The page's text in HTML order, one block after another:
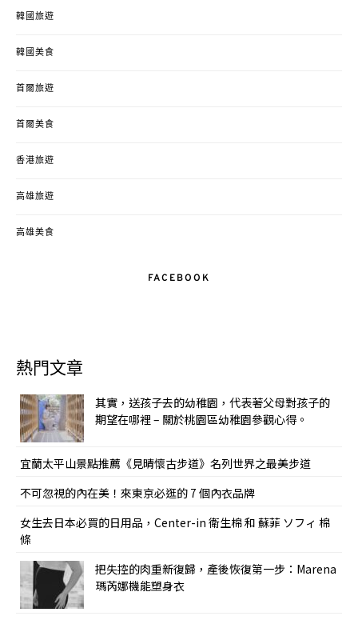
韓國旅遊
韓國美食
首爾旅遊
首爾美食
香港旅遊
高雄旅遊
高雄美食
FACEBOOK
熱門文章
其實，送孩子去的幼稚園，代表著父母對孩子的
期望在哪裡 – 關於桃園區幼稚園參觀心得。
宜蘭太平山景點推薦《見晴懷古步道》名列世界之最美步道
不可忽視的內在美！來東京必逛的 7 個內衣品牌
女生去日本必買的日用品，Center-in 衛生棉 和 蘇菲 ソフィ 棉
條
把失控的肉重新復歸，產後恢復第一步：Marena
瑪芮娜機能塑身衣